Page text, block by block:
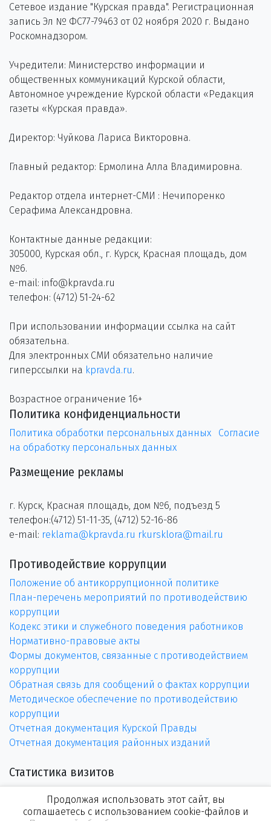
Сетевое издание "Курская правда". Регистрационная
запись Эл № ФС77-79463 от 02 ноября 2020 г. Выдано
Роскомнадзором.
Учредители: Министерство информации и
общественных коммуникаций Курской области,
Автономное учреждение Курской области «Редакция
газеты «Курская правда».
Директор: Чуйкова Лариса Викторовна.
Главный редактор: Ермолина Алла Владимировна.
Редактор отдела интернет-СМИ : Нечипоренко
Серафима Александровна.
Контактные данные редакции:
305000, Курская обл., г. Курск, Красная площадь, дом
№6.
e-mail: info@kpravda.ru
телефон: (4712) 51-24-62
При использовании информации ссылка на сайт
обязательна.
Для электронных СМИ обязательно наличие
гиперссылки на kpravda.ru.
Возрастное ограничение 16+
Политика конфиденциальности
Политика обработки персональных данных
Согласие
на обработку персональных данных
Размещение рекламы
г. Курск, Красная площадь, дом №6, подъезд 5
телефон:(4712) 51-11-35, (4712) 52-16-86
e-mail: reklama@kpravda.ru rkursklora@mail.ru
Противодействие коррупции
Положение об антикоррупционной политике
План-перечень мероприятий по противодействию
коррупции
Кодекс этики и служебного поведения работников
Нормативно-правовые акты
Формы документов, связанные с противодействием
коррупции
Обратная связь для сообщений о фактах коррупции
Методическое обеспечение по противодействию
коррупции
Отчетная документация Курской Правды
Отчетная документация районных изданий
Статистика визитов
Продолжая использовать этот сайт, вы
соглашаетесь с использованием cookie-файлов и